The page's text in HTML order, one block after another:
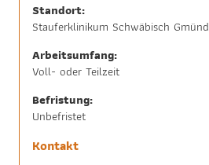
Standort:
Stauferklinikum Schwäbisch Gmünd
Arbeitsumfang:
Voll- oder Teilzeit
Befristung:
Unbefristet
Kontakt